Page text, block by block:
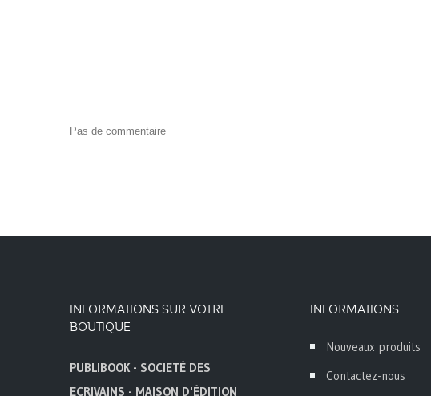
Pas de commentaire
INFORMATIONS SUR VOTRE
BOUTIQUE
PUBLIBOOK - SOCIETÉ DES
ECRIVAINS - MAISON D'ÉDITION
INFORMATIONS
Nouveaux produits
Contactez-nous